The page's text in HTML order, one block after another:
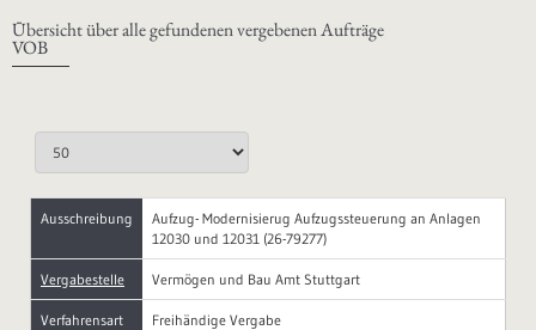
Übersicht über alle gefundenen vergebenen Aufträge
VOB
Ausschreibung
Aufzug- Modernisierug Aufzugssteuerung an Anlagen
12030 und 12031 (26-79277)
Vergabestelle Vermögen und Bau Amt Stuttgart
Verfahrensart Freihändige Vergabe